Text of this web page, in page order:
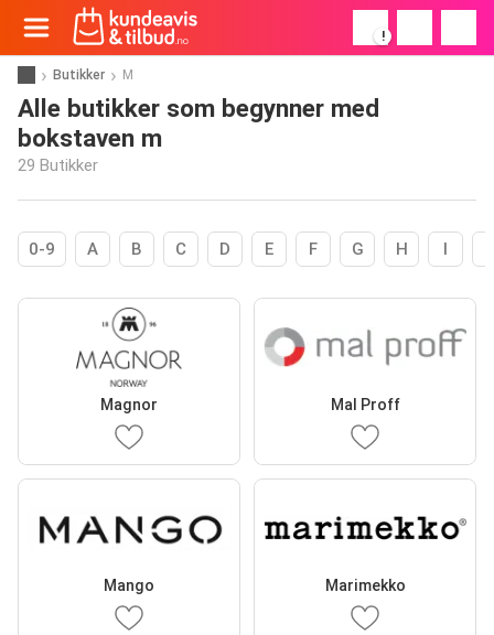
!
Butikker M
Alle butikker som begynner med
bokstaven m
29 Butikker
0-9 A B C D E F G H I
Magnor Mal Proff
Mango Marimekko